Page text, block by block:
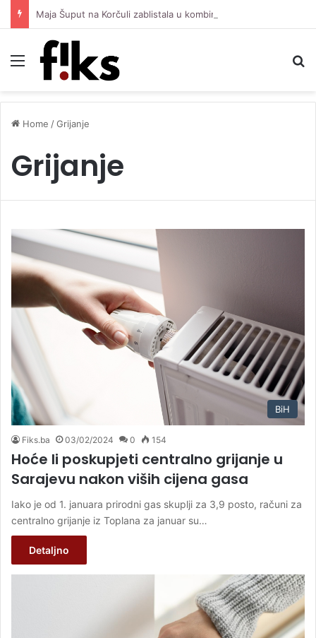
Menu
Home /Grijanje
Grijanje
BiH
Fiks.ba 03/02/2024 0 154
Hoće li poskupjeti centralno grijanje u
Sarajevu nakon viših cijena gasa
Iako je od 1. januara prirodni gas skuplji za 3,9 posto, računi za
centralno grijanje iz Toplana za januar su…
Detaljno